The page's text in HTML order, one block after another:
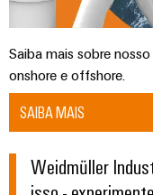
em
energia
Energia
tradicional
O
futuro
a
geração
soluções
Automação
Automação
industrial
IIoT
de
estado
sólido
Amplificador
de
isolamento
e
e
peças
de
substituição
Cursos
formação
e
parceiro
de
soluções
de
Industrial
&
Automation
Saiba mais sobre
onshore e offshore.
SAIBA MAIS
Weidmüller